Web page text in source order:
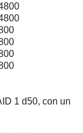
1 d50, con un